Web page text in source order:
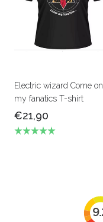
Electric wizard Come on
my fanatics T-shirt
€21,90